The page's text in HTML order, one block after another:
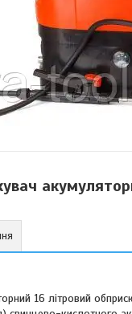
16 літровий